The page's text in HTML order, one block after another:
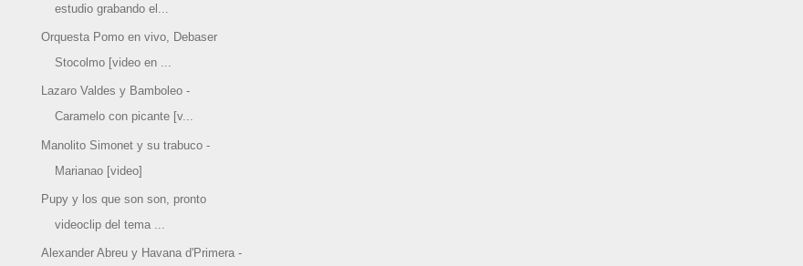
estudio grabando el...
Orquesta Pomo en vivo, Debaser
Stocolmo [video en ...
Lazaro Valdes y Bamboleo -
Caramelo con picante [v...
Manolito Simonet y su trabuco -
Marianao [video]
Pupy y los que son son, pronto
videoclip del tema ...
Alexander Abreu y Havana d'Primera -